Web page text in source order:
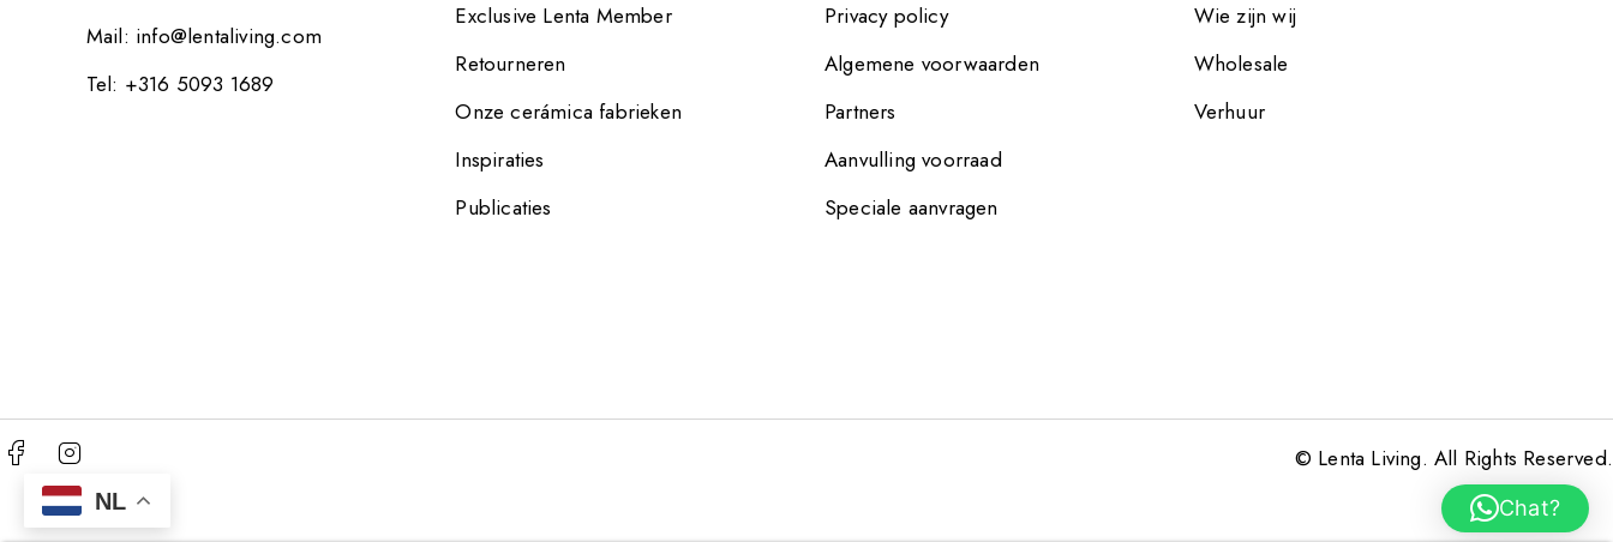
Mail: info@lentaliving.com
Tel: +316 5093 1689
Exclusive Lenta Member
Retourneren
Onze cerámica fabrieken
Inspiraties
Publicaties
Privacy policy
Algemene voorwaarden
Partners
Aanvulling voorraad
Speciale aanvragen
Wie zijn wij
Wholesale
Verhuur
© Lenta Living. All Rights Reserved.
NL Chat?